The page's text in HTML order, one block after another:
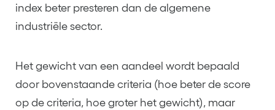
index beter presteren dan de algemene
industriële sector.
Het gewicht van een aandeel wordt bepaald
door bovenstaande criteria (hoe beter de score
op de criteria, hoe groter het gewicht), maar